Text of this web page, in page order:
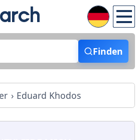
Finden
Eduard Khodos